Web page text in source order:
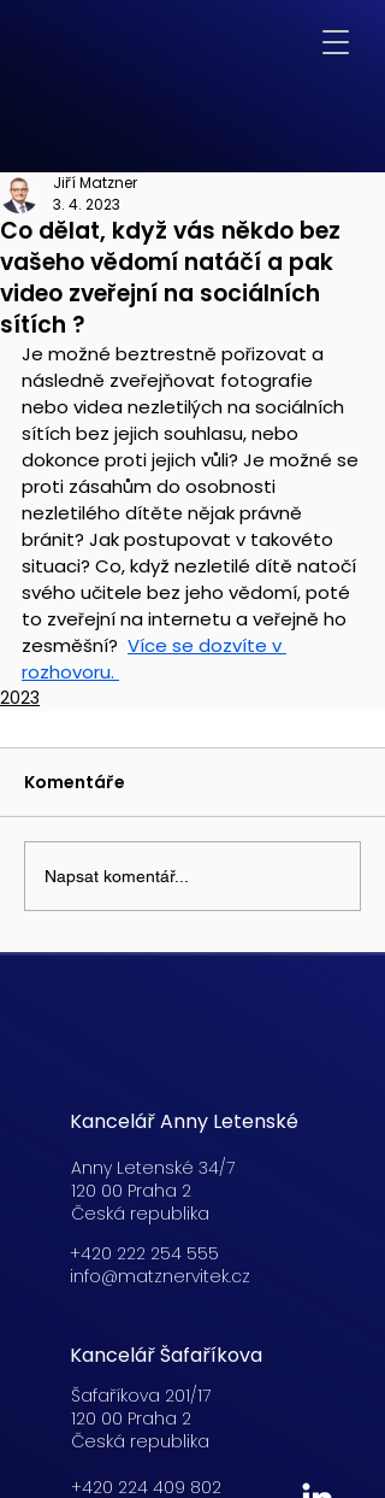
Co dělat, když vás někdo bez
vašeho vědomí natáčí a pak
video zveřejní na sociálních
sítích ?
Jiří Matzner
3. 4. 2023
Je možné beztrestně pořizovat a
následně zveřejňovat fotografie
nebo videa nezletilých na sociálních
sítích bez jejich souhlasu, nebo
dokonce proti jejich vůli? Je možné se
proti zásahům do osobnosti
nezletilého dítěte nějak právně
bránit? Jak postupovat v takovéto
situaci? Co, když nezletilé dítě natočí
svého učitele bez jeho vědomí, poté
to zveřejní na internetu a veřejně ho
zesměšní? Více se dozvíte v
rozhovoru.
2023
Komentáře
Napsat komentář...
Kancelář Anny Letenské
Anny Letenské 34/7
120 00 Praha 2
Česká republika
+420 222 254 555
info@matznervitek.cz
Kancelář Šafaříkova
Šafaříkova 201/17
120 00 Praha 2
Česká republika
+420 224 409 802